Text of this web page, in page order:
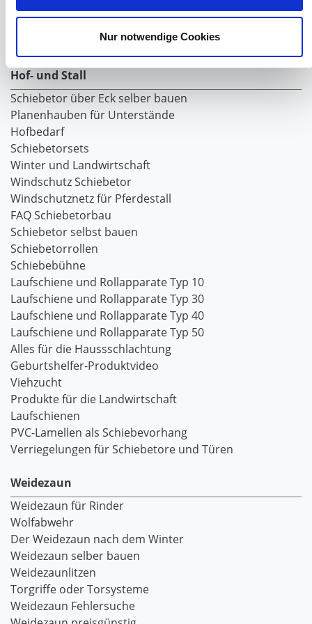
Nur notwendige Cookies
Windnetzrecher
Windschutznetze für Carports und Terrassen
Hof- und Stall
Schiebetor über Eck selber bauen
Planenhauben für Unterstände
Hofbedarf
Schiebetorsets
Winter und Landwirtschaft
Windschutz Schiebetor
Windschutznetz für Pferdestall
FAQ Schiebetorbau
Schiebetor selbst bauen
Schiebetorrollen
Schiebebühne
Laufschiene und Rollapparate Typ 10
Laufschiene und Rollapparate Typ 30
Laufschiene und Rollapparate Typ 40
Laufschiene und Rollapparate Typ 50
Alles für die Haussschlachtung
Geburtshelfer-Produktvideo
Viehzucht
Produkte für die Landwirtschaft
Laufschienen
PVC-Lamellen als Schiebevorhang
Verriegelungen für Schiebetore und Türen
Weidezaun
Weidezaun für Rinder
Wolfabwehr
Der Weidezaun nach dem Winter
Weidezaun selber bauen
Weidezaunlitzen
Torgriffe oder Torsysteme
Weidezaun Fehlersuche